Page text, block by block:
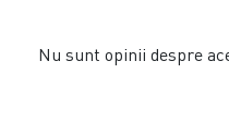
Nu sunt opinii despre